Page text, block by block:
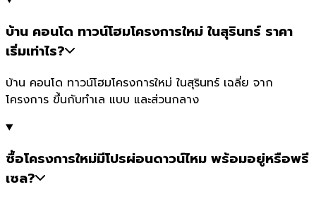
บ้าน คอนโด ทาวน์โฮมโครงการใหม่ ในสุรินทร์ ราคา
เริ่มเท่าไร?
บ้าน คอนโด ทาวน์โฮมโครงการใหม่ ในสุรินทร์ เฉลี่ย จาก
โครงการ ขึ้นกับทำเล แบบ และส่วนกลาง
ซื้อโครงการใหม่มีโปรผ่อนดาวน์ไหม พร้อมอยู่หรือพรี
เซล?